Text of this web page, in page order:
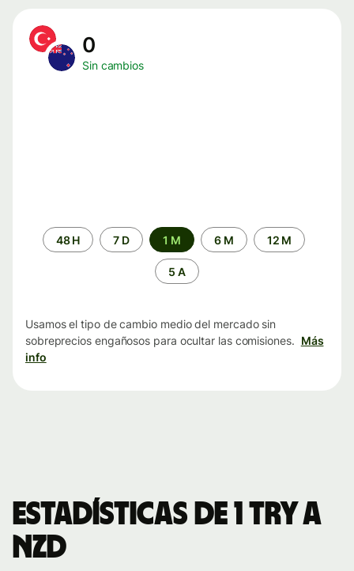
0
Sin cambios
Periodo48 H 7 D 1 M 6 M 12 M
5 A
Usamos el tipo de cambio medio del mercado sin
sobreprecios engañosos para ocultar las comisiones. Más
info
Estadísticas de 1 TRY a
NZD